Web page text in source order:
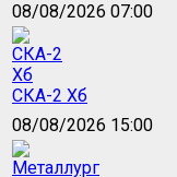
08/08/2026 07:00
СКА-2 Хб
08/08/2026 15:00